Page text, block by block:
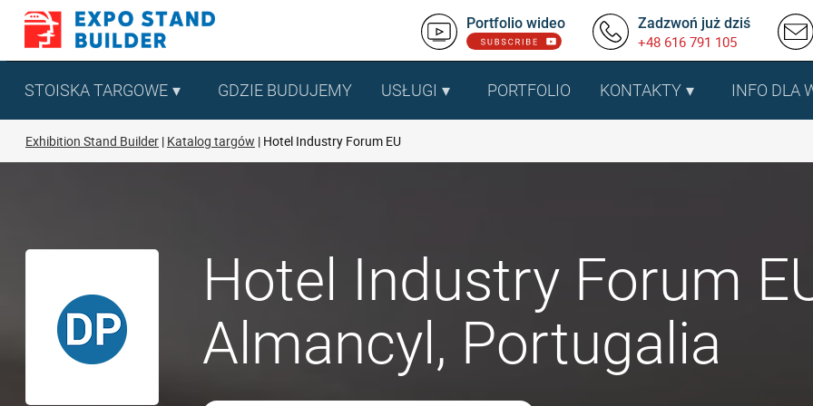
Skip
content
Portfolio wideo Zadzwoń już dziś
+48 616 791 105
STOISKA TARGOWE GDZIE BUDUJEMY USŁUGI PORTFOLIO KONTAKTY INFO DLA
Exhibition Stand Builder Katalog targów Hotel Industry Forum EU
Hotel Industry Forum
Almancyl, Portugalia